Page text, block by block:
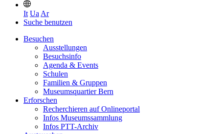
It Ua Ar
Suche benutzen
Besuchen
Ausstellungen
Besuchsinfo
Agenda & Events
Schulen
Familien & Gruppen
Museumsquartier Bern
Erforschen
Recherchieren auf Onlineportal
Infos Museumssammlung
Infos PTT-Archiv